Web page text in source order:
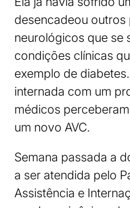
desencadeou outros
neurológicos que se
condições clínicas
exemplo de
internada com um
médicos
um novo AVC.
Semana passada a
a ser atendida pelo
Assistência e